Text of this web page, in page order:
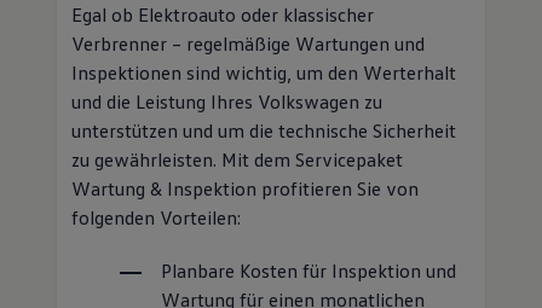
unterstützen und um die technische Sicherheit
zu gewährleisten. Mit dem Servicepaket
Wartung & Inspektion profitieren Sie von
folgenden Vorteilen:
Planbare Kosten für Inspektion und
Wartung für einen monatlichen
Beitrag
VolkswagenVertragswerkstatt